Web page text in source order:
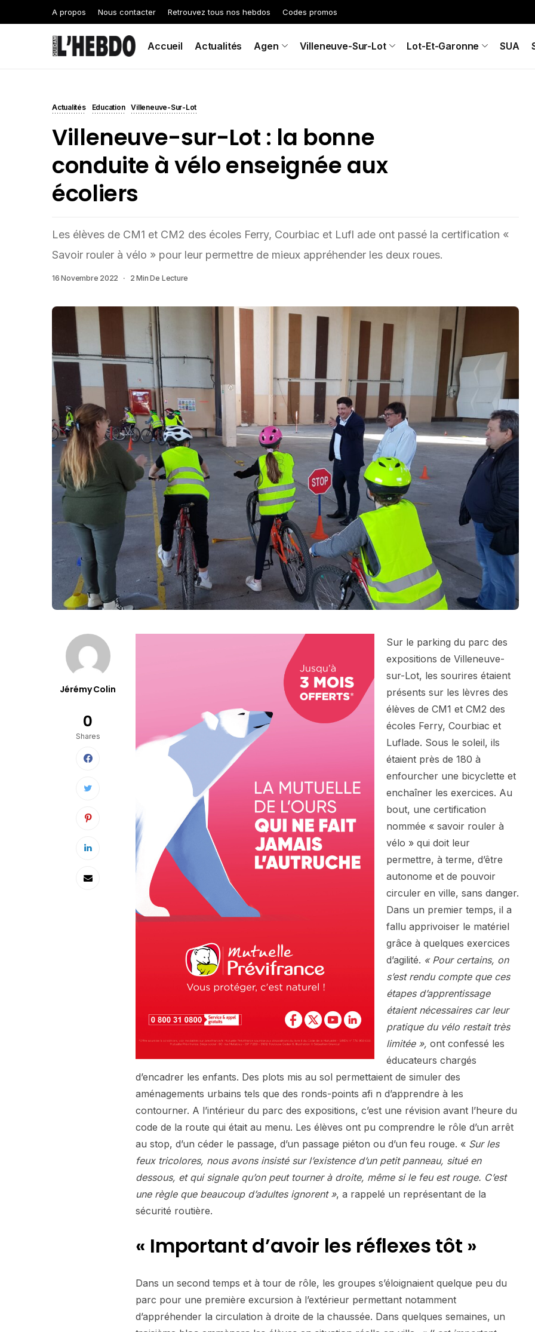
A propos Nous contacter Retrouvez tous nos hebdos Codes promos
Accueil Actualités Agen Villeneuve-Sur-Lot Lot-Et-Garonne SUA
Actualités Education Villeneuve-Sur-Lot
Villeneuve-sur-Lot : la bonne
conduite à vélo enseignée aux
écoliers
Les élèves de CM1 et CM2 des écoles Ferry, Courbiac et Lufl ade ont passé la certification «
Savoir rouler à vélo » pour leur permettre de mieux appréhender les deux roues.
16 Novembre 2022 2 Min De Lecture
Jérémy Colin
0
Shares
Sur le parking du parc des
expositions de Villeneuve-
sur-Lot, les sourires étaient
présents sur les lèvres des
élèves de CM1 et CM2 des
écoles Ferry, Courbiac et
Luflade. Sous le soleil, ils
étaient près de 180 à
enfourcher une bicyclette et
enchaîner les exercices. Au
bout, une certification
nommée « savoir rouler à
vélo » qui doit leur
permettre, à terme, d’être
autonome et de pouvoir
circuler en ville, sans danger.
Dans un premier temps, il a
fallu apprivoiser le matériel
grâce à quelques exercices
d’agilité. « Pour certains, on
s’est rendu compte que ces
étapes d’apprentissage
étaient nécessaires car leur
pratique du vélo restait très
limitée », ont confessé les
éducateurs chargés
d’encadrer les enfants. Des plots mis au sol permettaient de simuler des
aménagements urbains tels que des ronds-points afi n d’apprendre à les
contourner. A l’intérieur du parc des expositions, c’est une révision avant l’heure du
code de la route qui était au menu. Les élèves ont pu comprendre le rôle d’un arrêt
au stop, d’un céder le passage, d’un passage piéton ou d’un feu rouge. « Sur les
feux tricolores, nous avons insisté sur l’existence d’un petit panneau, situé en
dessous, et qui signale qu’on peut tourner à droite, même si le feu est rouge. C’est
une règle que beaucoup d’adultes ignorent », a rappelé un représentant de la
sécurité routière.
« Important d’avoir les réflexes tôt »
Dans un second temps et à tour de rôle, les groupes s’éloignaient quelque peu du
parc pour une première excursion à l’extérieur permettant notamment
d’appréhender la circulation à droite de la chaussée. Dans quelques semaines, un